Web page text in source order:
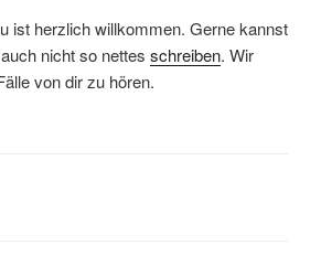
ist herzlich willkommen. Gerne kannst
nicht so nettes schreiben. Wir
von dir zu hören.